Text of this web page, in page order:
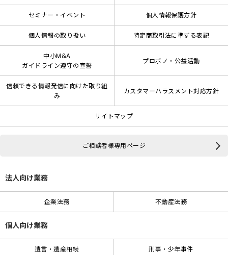
セミナー・イベント 個人情報保護方針
個人情報の取り扱い 特定商取引法に準ずる表記
中小M&A
ガイドライン遵守の宣誓
プロボノ・公益活動
信頼できる情報発信に向けた取り組
み
カスタマーハラスメント対応方針
サイトマップ
ご相談者様専用ページ
法人向け業務
企業法務 不動産法務
個人向け業務
遺言・遺産相続 刑事・少年事件